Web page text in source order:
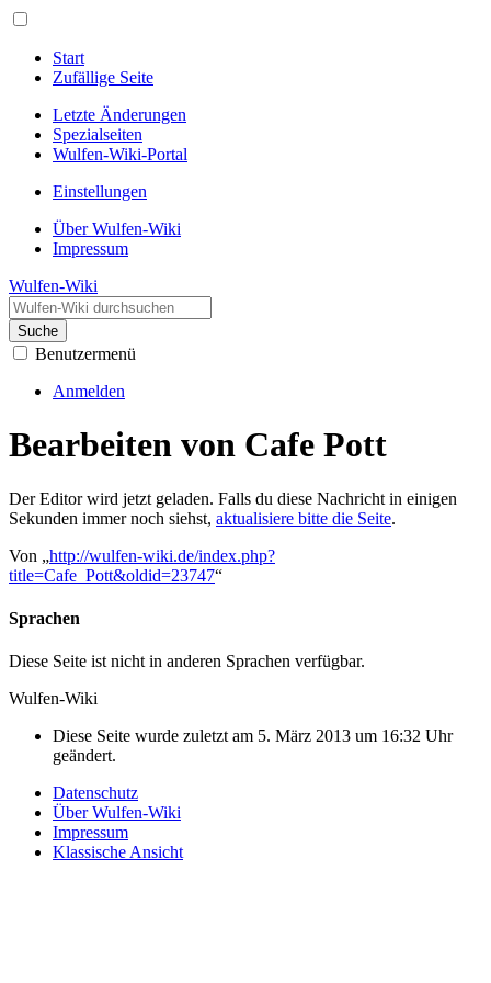
Start
Zufällige Seite
Letzte Änderungen
Spezialseiten
Wulfen-Wiki-Portal
Einstellungen
Über Wulfen-Wiki
Impressum
Wulfen-Wiki
Suche
Benutzermenü
Anmelden
Bearbeiten von Cafe Pott
Der Editor wird jetzt geladen. Falls du diese Nachricht in einigen
Sekunden immer noch siehst, aktualisiere bitte die Seite.
Von „http://wulfen-wiki.de/index.php?
title=Cafe_Pott&oldid=23747“
Sprachen
Diese Seite ist nicht in anderen Sprachen verfügbar.
Wulfen-Wiki
Diese Seite wurde zuletzt am 5. März 2013 um 16:32 Uhr
geändert.
Datenschutz
Über Wulfen-Wiki
Impressum
Klassische Ansicht